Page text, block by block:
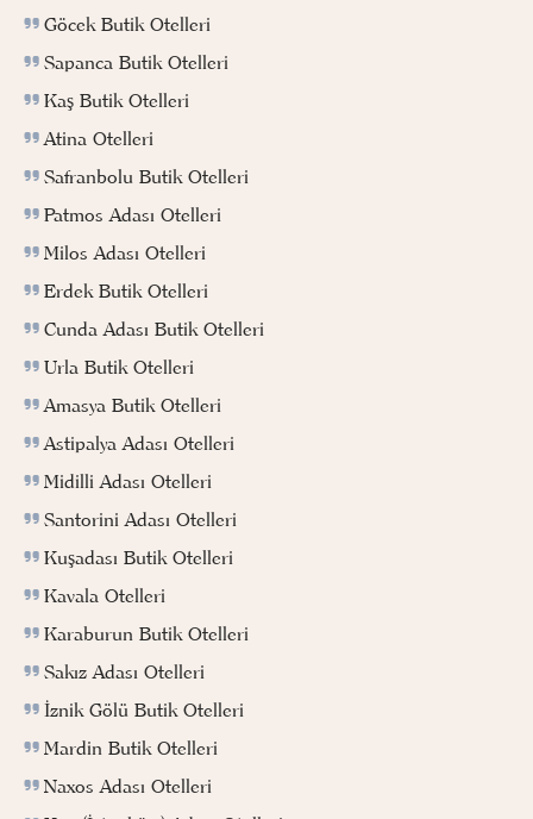
Göcek Butik Otelleri
Sapanca Butik Otelleri
Kaş Butik Otelleri
Atina Otelleri
Safranbolu Butik Otelleri
Patmos Adası Otelleri
Milos Adası Otelleri
Erdek Butik Otelleri
Cunda Adası Butik Otelleri
Urla Butik Otelleri
Amasya Butik Otelleri
Astipalya Adası Otelleri
Midilli Adası Otelleri
Santorini Adası Otelleri
Kuşadası Butik Otelleri
Kavala Otelleri
Karaburun Butik Otelleri
Sakız Adası Otelleri
İznik Gölü Butik Otelleri
Mardin Butik Otelleri
Naxos Adası Otelleri